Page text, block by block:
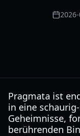
Pragmata ist
in eine
Geheimnisse,
berührenden